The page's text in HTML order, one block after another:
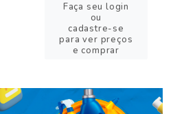
Faça seu login
ou
cadastre-se
para ver preços
e comprar